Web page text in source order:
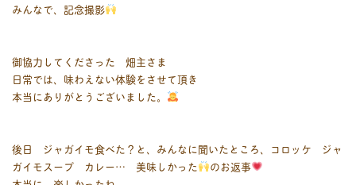
みんなで、記念撮影
御協力してくださった 畑主さま
日常では、味わえない体験をさせて頂き
本当にありがとうございました。
後日 ジャガイモ食べた？と、みんなに聞いたところ、コロッケ ジャ
ガイモスープ カレー… 美味しかった
のお返事